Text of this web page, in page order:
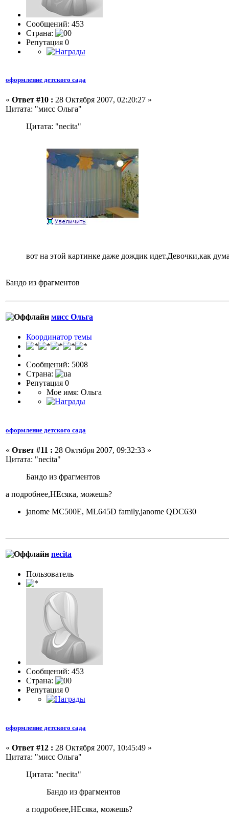
Сообщений: 453
Страна:
Репутация 0
оформление детского сада
« Ответ #10 : 28 Октября 2007, 02:20:27 »
Цитата: "мисс Ольга"
Цитата: "necita"
вот на этой картинке даже дождик идет.Девочки,как
Бандо из фрагментов
мисс Ольга
Координатор темы
Сообщений: 5008
Страна:
Репутация 0
Мое имя: Ольга
оформление детского сада
« Ответ #11 : 28 Октября 2007, 09:32:33 »
Цитата: "necita"
Бандо из фрагментов
а подробнее,НЕсяка, можешь?
janome MC500E, ML645D family,janome QDC630
necita
Пользовaтeль
Сообщений: 453
Страна:
Репутация 0
оформление детского сада
« Ответ #12 : 28 Октября 2007, 10:45:49 »
Цитата: "мисс Ольга"
Цитата: "necita"
Бандо из фрагментов
а подробнее,НЕсяка, можешь?